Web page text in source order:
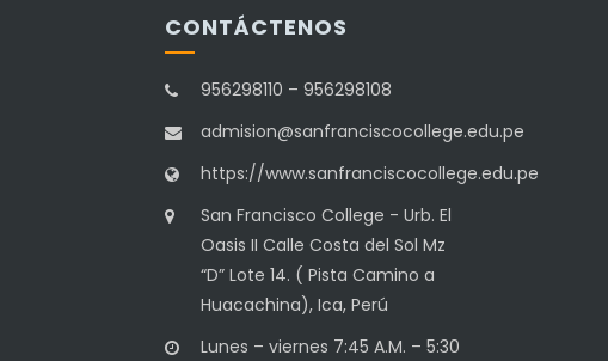
CONTÁCTENOS
956298110 – 956298108
admision@sanfranciscocollege.edu.pe
https://www.sanfranciscocollege.edu.pe
San Francisco College - Urb. El
Oasis II Calle Costa del Sol Mz
“D” Lote 14. ( Pista Camino a
Huacachina), Ica, Perú
Lunes – viernes 7:45 A.M. – 5:30